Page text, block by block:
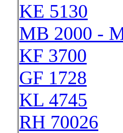
KE 5130
MB 2000 -
KF 3700
GF 1728
KL 4745
RH 70026